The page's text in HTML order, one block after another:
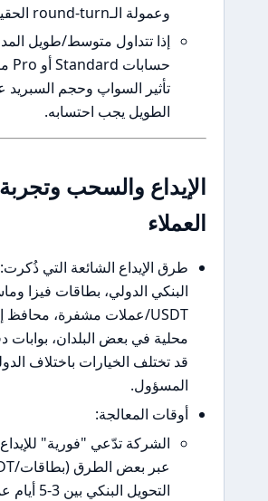
إذا تتداول متوسط/طويل المدى، قد تكون
حسابات Standard أو Pro مناسبة لأن
تأثير السواپ وحجم السبريد على المدى
الطويل يجب احتسابه.
والسحب وتجربة خدمة
الإيداع الشائعة التي ذُكرت: التحويل
الدولي، بطاقات فيزا وماستركارد،
USDT/عملات مشفرة، محافظ إلكترونية
في بعض البلدان، بوابات دفع مدمجة.
الخيارات باختلاف الدولة والكيان
المعالجة:
الشركة تدّعي "فورية" للإيداع والسحب
عبر بعض الطرق (بطاقات/USDT)، بينما
التحويل البنكي بين 3-5 أيام عمل حسب